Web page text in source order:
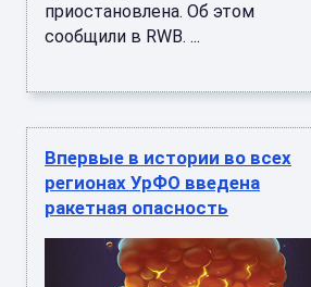
приостановлена. Об этом
сообщили в RWB. ...
Впервые в истории во всех
регионах УрФО введена
ракетная опасность